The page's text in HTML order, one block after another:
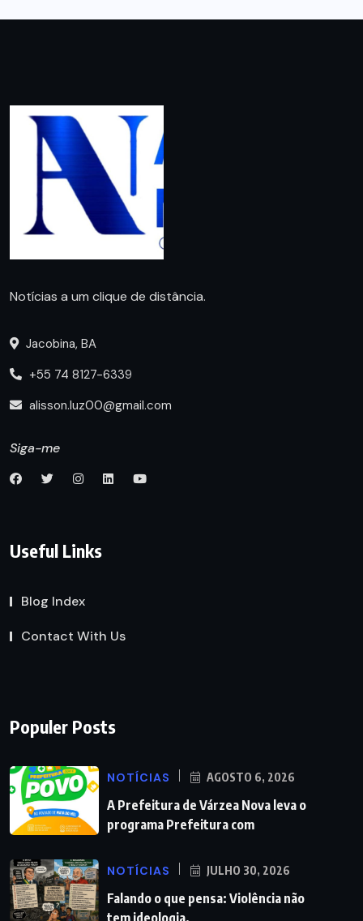
Notícias a um clique de distância.
Jacobina, BA
+55 74 8127-6339
alisson.luz00@gmail.com
Siga-me
Useful Links
Blog Index
Contact With Us
Populer Posts
NOTÍCIAS AGOSTO 6, 2026
A Prefeitura de Várzea Nova leva o
programa Prefeitura com
NOTÍCIAS JULHO 30, 2026
Falando o que pensa: Violência não
tem ideologia.